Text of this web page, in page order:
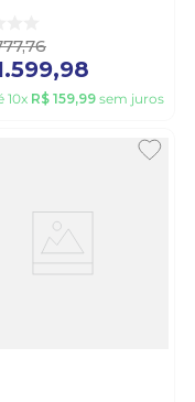
,76
.599,98
10x R$ 159,99 sem juros